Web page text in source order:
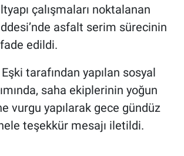
çalışmaları noktalanan
asfalt serim sürecinin
edildi.
tarafından yapılan sosyal
saha ekiplerinin yoğun
vurgu yapılarak gece gündüz
teşekkür mesajı iletildi.